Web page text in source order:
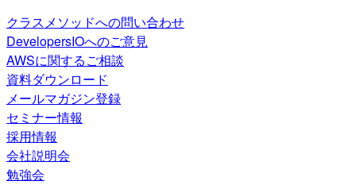
クラスメソッドへの問い合わせ
DevelopersIOへのご意見
AWSに関するご相談
資料ダウンロード
メールマガジン登録
セミナー情報
採用情報
会社説明会
勉強会